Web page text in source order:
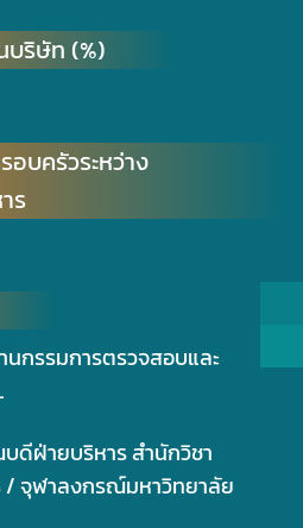
บริษัท (%)
บครัวระหว่าง
ร
นกรรมการตรวจสอบและ
ดีฝ่ายบริหาร สำนักวิชา
/ จุฬาลงกรณ์มหาวิทยาลัย